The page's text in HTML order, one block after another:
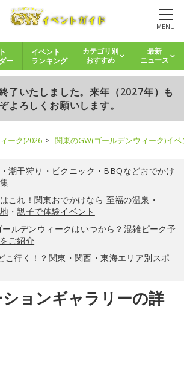
MENU
ー
イベント
ランキング
カテゴリ別
おすすめ
最新
ニュース
了いたしました。来年（2027年）も
よろしくお願いします。
ーク)2026 関東のGW(ゴールデンウィーク)イ
・ 潮干狩り ・ ピクニック ・ BBQなどおでかけ
これ！関東おでかけなら 至福の温泉 ・
・親子で体験イベント
ルデンウィークはいつから？混雑ピーク予
ご紹介
こ行く！？関東・関西・東海エリア別スポ
ョンギャラリーの詳